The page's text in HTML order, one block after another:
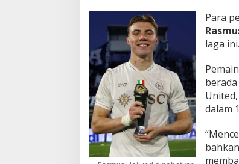
Para
laga ini.
dalam